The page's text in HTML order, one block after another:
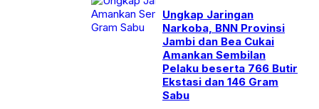
Ungkap Jaringan
Narkoba, BNN Provinsi
Jambi dan Bea Cukai
Amankan Sembilan
Pelaku beserta 766 Butir
Ekstasi dan 146 Gram
Sabu